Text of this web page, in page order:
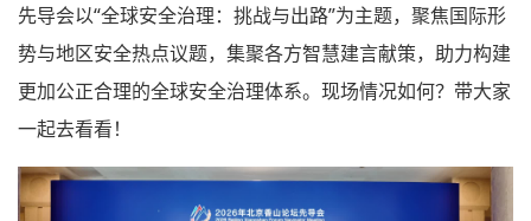
先导会以“全球安全治理：挑战与出路”为主题，聚焦国际形
势与地区安全热点议题，集聚各方智慧建言献策，助力构建
更加公正合理的全球安全治理体系。现场情况如何？带大家
一起去看看！